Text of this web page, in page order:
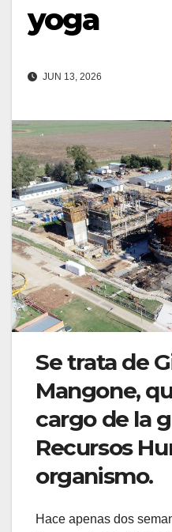
yoga
JUN 13, 2026
Se trata de
Mangone,
cargo de la
Recursos
organismo.
Hace apenas dos